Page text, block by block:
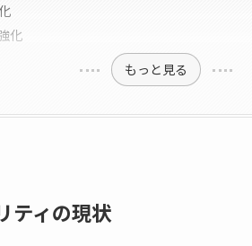
化
もっと見る
ティの現状